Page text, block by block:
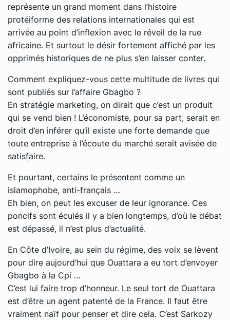
représente un grand moment dans l’histoire
protéiforme des relations internationales qui est
arrivée au point d’inflexion avec le réveil de la rue
africaine. Et surtout le désir fortement affiché par les
opprimés historiques de ne plus s’en laisser conter.
Comment expliquez-vous cette multitude de livres qui
sont publiés sur l’affaire Gbagbo ?
En stratégie marketing, on dirait que c’est un produit
qui se vend bien ! L’économiste, pour sa part, serait en
droit d’en inférer qu’il existe une forte demande que
toute entreprise à l’écoute du marché serait avisée de
satisfaire.
Et pourtant, certains le présentent comme un
islamophobe, anti-français …
Eh bien, on peut les excuser de leur ignorance. Ces
poncifs sont éculés il y a bien longtemps, d’où le débat
est dépassé, il n’est plus d’actualité.
En Côte d’Ivoire, au sein du régime, des voix se lèvent
pour dire aujourd’hui que Ouattara a eu tort d’envoyer
Gbagbo à la Cpi …
C’est lui faire trop d’honneur. Le seul tort de Ouattara
est d’être un agent patenté de la France. Il faut être
vraiment naïf pour penser et dire cela. C’est Sarkozy